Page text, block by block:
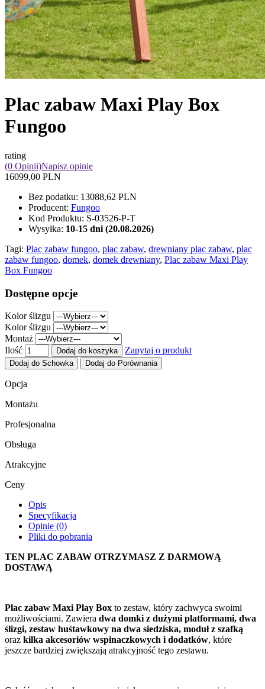
Plac zabaw Maxi Play Box
Fungoo
rating
(0 Opinii)Napisz opinię
16099,00 PLN
Bez podatku: 13088,62 PLN
Producent: Fungoo
Kod Produktu: S-03526-P-T
Wysyłka: 10-15 dni (20.08.2026)
Tagi: Plac zabaw fungoo, plac zabaw, drewniany plac zabaw, plac
zabaw fungoo, domek, domek drewniany, Plac zabaw Maxi Play
Box Fungoo
Dostępne opcje
Kolor ślizgu
Kolor ślizgu
Montaż
Ilość
Dodaj do koszyka Zapytaj o produkt
Dodaj do Schowka Dodaj do Porównania
Opcja
Montażu
Profesjonalna
Obsługa
Atrakcyjne
Ceny
Opis
Specyfikacja
Opinie (0)
Pliki do pobrania
TEN PLAC ZABAW OTRZYMASZ Z DARMOWĄ
DOSTAWĄ
Plac zabaw Maxi Play Box to zestaw, który zachwyca swoimi
możliwościami. Zawiera dwa domki z dużymi platformami, dwa
ślizgi, zestaw huśtawkowy na dwa siedziska, moduł z szafką
oraz kilka akcesoriów wspinaczkowych i dodatków, które
jeszcze bardziej zwiększają atrakcyjność tego zestawu.